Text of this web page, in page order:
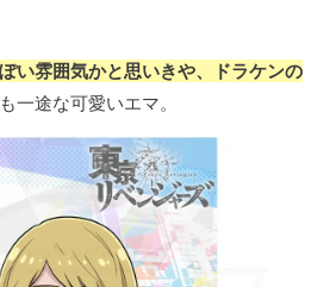
い雰囲気かと思いきや、ドラケンの
一途な可愛いエマ。